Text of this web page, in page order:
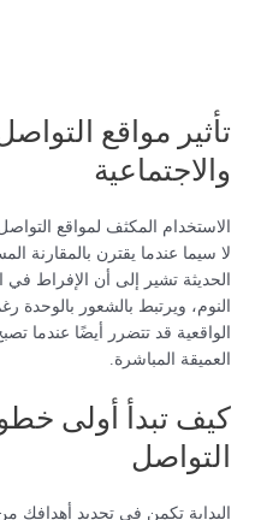
تأثير مواقع
والاجتماعية
الاستخدام المكثف لمواقع
لا سيما عندما يقترن بالمقارنة
الحديثة تشير إلى أن الإفراط
النوم، ويرتبط بالشعور بالوحدة
الواقعية قد تتضرر أيضًا عندما
العميقة المباشرة.
كيف تبدأ أولى
التواصل
البداية تكمن في تحديد أهدافك